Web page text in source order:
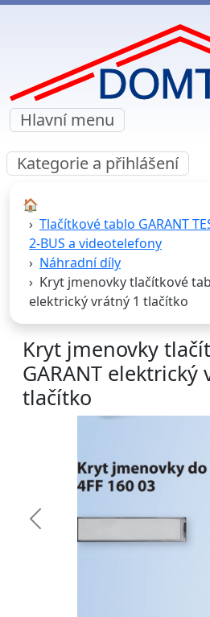
Hlavní menu
Kategorie a přihlášení
🏠︎
Tlačítkové tablo GARANT
2-BUS a videotelefony
Náhradní díly
Kryt jmenovky tlačítkové
elektrický vrátný 1 tlačítko
Kryt jmenovky
GARANT elektrický
tlačítko
Předchozí